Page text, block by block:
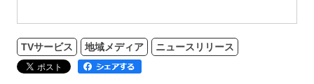
TVサービス 地域メディア ニュースリリース